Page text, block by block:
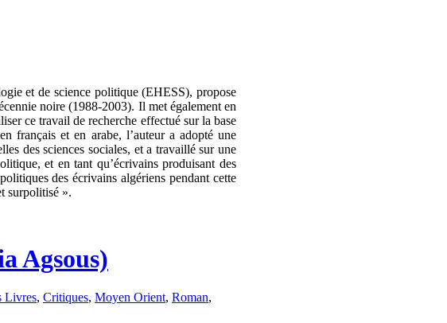
et de science politique (EHESS), propose
noire (1988-2003). Il met également en
ce travail de recherche effectué sur la base
français et en arabe, l’auteur a adopté une
des sciences sociales, et a travaillé sur une
et en tant qu’écrivains produisant des
des écrivains algériens pendant cette
surpolitisé ».
Agsous)
Livres, Critiques, Moyen Orient, Roman,